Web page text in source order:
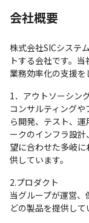
会社概要
株式会社SICシステ
トする会社です。
業務効率化の支援を
1．アウトソーシン
コンサルティング
ら開発、テスト、
ークのインフラ設
望に合わせた多岐
供しています。
2.プロダクト
当グループが運営
どの製品を提供して